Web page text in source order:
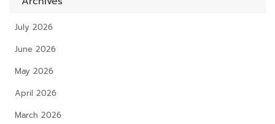
July 2026
June 2026
May 2026
April 2026
March 2026